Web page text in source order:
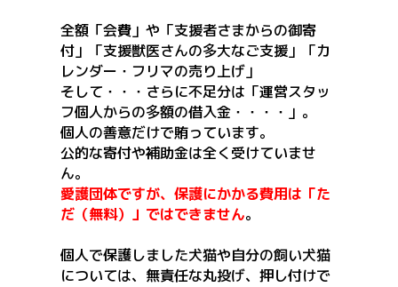
全額「会費」や「支援者さまからの御寄
付」「支援獣医さんの多大なご支援」「カ
レンダー・フリマの売り上げ」
そして・・・さらに不足分は「運営スタッ
フ個人からの多額の借入金・・・・」。
個人の善意だけで賄っています。
公的な寄付や補助金は全く受けていませ
ん。
愛護団体ですが、保護にかかる費用は「た
だ（無料）」ではできません。
個人で保護しました犬猫や自分の飼い犬猫
については、無責任な丸投げ、押し付けで